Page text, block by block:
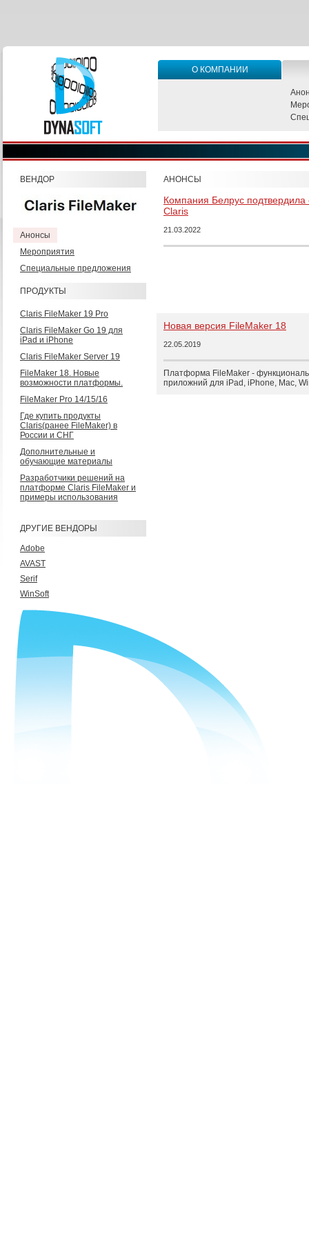
О КОМПАНИИ
ВЕНДОР
Анонсы
Мероприятия
Специальные предложения
ПРОДУКТЫ
Claris FileMaker 19 Pro
Claris FileMaker Go 19 для
iPad и iPhone
Claris FileMaker Server 19
FileMaker 18. Новые
возможности платформы.
FileMaker Pro 14/15/16
Где купить продукты
Claris(ранее FileMaker) в
России и СНГ
Дополнительные и
обучающие материалы
Разработчики решений на
платформе Claris FileMaker и
примеры использования
ДРУГИЕ ВЕНДОРЫ
Adobe
AVAST
Serif
WinSoft
АНОНСЫ
Компания Белрус подтвердила
Claris
21.03.2022
Новая версия FileMaker 18
22.05.2019
Платформа FileMaker -
приложний для iPad, iPhone, Mac,